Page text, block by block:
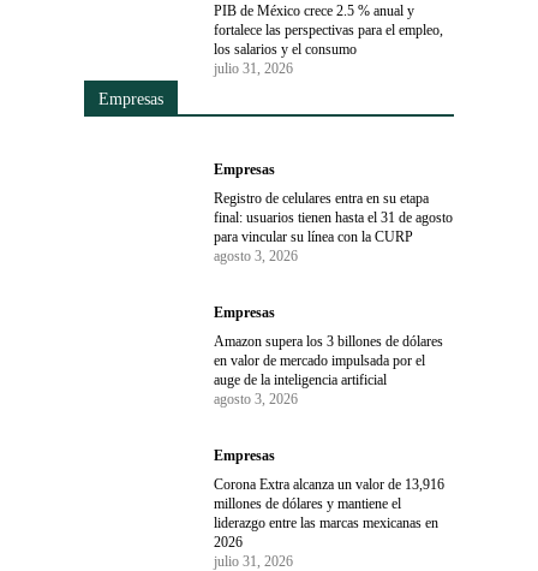
PIB de México crece 2.5 % anual y
fortalece las perspectivas para el empleo,
los salarios y el consumo
julio 31, 2026
Empresas
Empresas
Registro de celulares entra en su etapa
final: usuarios tienen hasta el 31 de agosto
para vincular su línea con la CURP
agosto 3, 2026
Empresas
Amazon supera los 3 billones de dólares
en valor de mercado impulsada por el
auge de la inteligencia artificial
agosto 3, 2026
Empresas
Corona Extra alcanza un valor de 13,916
millones de dólares y mantiene el
liderazgo entre las marcas mexicanas en
2026
julio 31, 2026